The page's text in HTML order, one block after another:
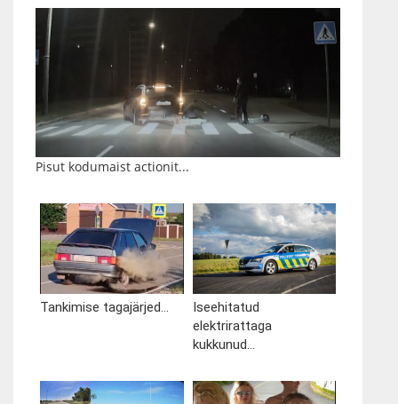
Pisut kodumaist actionit...
Tankimise tagajärjed...
Iseehitatud
elektrirattaga
kukkunud...